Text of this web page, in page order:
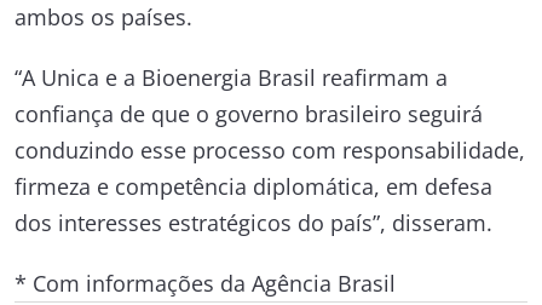
ambos os países.
“A Unica e a Bioenergia Brasil reafirmam a
confiança de que o governo brasileiro seguirá
conduzindo esse processo com responsabilidade,
firmeza e competência diplomática, em defesa
dos interesses estratégicos do país”, disseram.
* Com informações da Agência Brasil